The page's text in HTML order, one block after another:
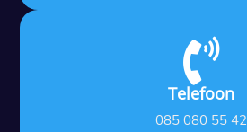

Telefoon
085 080 55 42